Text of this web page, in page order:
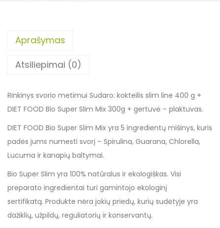
Aprašymas
Atsiliepimai (0)
Rinkinys svorio metimui Sudaro: kokteilis slim line 400 g +
DIET FOOD Bio Super Slim Mix 300g + gertuvė – plaktuvas.
DIET FOOD Bio Super Slim Mix yra 5 ingredientų mišinys, kuris
padės jums numesti svorį – Spirulina, Guarana, Chlorella,
Lucuma ir kanapių baltymai.
Bio Super Slim yra 100% natūralus ir ekologiškas. Visi
preparato ingredientai turi gamintojo ekologinį
sertifikatą. Produkte nėra jokių priedų, kurių sudėtyje yra
dažiklių, užpildų, reguliatorių ir konservantų.